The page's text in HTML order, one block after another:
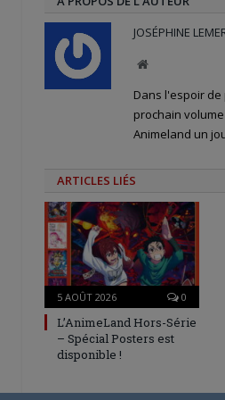
JOSÉPHINE
Site
Dans l'espoir
prochain
Animeland un
ARTICLES LIÉS
5 AOÛT 2026 0
L’AnimeLand Hors-Série
– Spécial Posters est
disponible !